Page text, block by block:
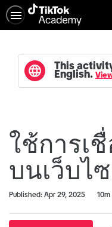
This
English.
ใช้การเ
บนเว็บไ
Published: Apr 29, 2025
Duration 10m
Average rating: 5.0
1 review